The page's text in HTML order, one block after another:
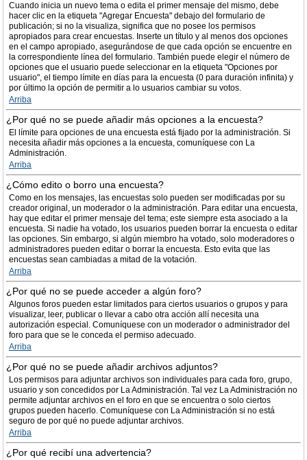
Cuando inicia un nuevo tema o edita el primer mensaje del mismo, debe
hacer clic en la etiqueta "Agregar Encuesta" debajo del formulario de
publicación; si no la visualiza, significa que no posee los permisos
apropiados para crear encuestas. Inserte un título y al menos dos opciones
en el campo apropiado, asegurándose de que cada opción se encuentre en
la correspondiente línea del formulario. También puede elegir el número de
opciones que el usuario puede seleccionar en la etiqueta "Opciones por
usuario", el tiempo límite en días para la encuesta (0 para duración infinita) y
por último la opción de permitir a lo usuarios cambiar su votos.
Arriba
¿Por qué no se puede añadir más opciones a la encuesta?
El límite para opciones de una encuesta está fijado por la administración. Si
necesita añadir más opciones a la encuesta, comuníquese con La
Administración.
Arriba
¿Cómo edito o borro una encuesta?
Como en los mensajes, las encuestas solo pueden ser modificadas por su
creador original, un moderador o la administración. Para editar una encuesta,
hay que editar el primer mensaje del tema; este siempre esta asociado a la
encuesta. Si nadie ha votado, los usuarios pueden borrar la encuesta o editar
las opciones. Sin embargo, si algún miembro ha votado, solo moderadores o
administradores pueden editar o borrar la encuesta. Esto evita que las
encuestas sean cambiadas a mitad de la votación.
Arriba
¿Por qué no se puede acceder a algún foro?
Algunos foros pueden estar limitados para ciertos usuarios o grupos y para
visualizar, leer, publicar o llevar a cabo otra acción allí necesita una
autorización especial. Comuníquese con un moderador o administrador del
foro para que se le conceda el permiso adecuado.
Arriba
¿Por qué no se puede añadir archivos adjuntos?
Los permisos para adjuntar archivos son individuales para cada foro, grupo,
usuario y son concedidos por La Administración. Tal vez La Administración no
permite adjuntar archivos en el foro en que se encuentra o solo ciertos
grupos pueden hacerlo. Comuníquese con La Administración si no está
seguro de por qué no puede adjuntar archivos.
Arriba
¿Por qué recibí una advertencia?